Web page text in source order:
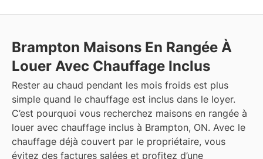
Brampton Maisons En Rangée À
Louer Avec Chauffage Inclus
Rester au chaud pendant les mois froids est plus
simple quand le chauffage est inclus dans le loyer.
C’est pourquoi vous recherchez maisons en rangée à
louer avec chauffage inclus à Brampton, ON. Avec le
chauffage déjà couvert par le propriétaire, vous
évitez des factures salées et profitez d’une